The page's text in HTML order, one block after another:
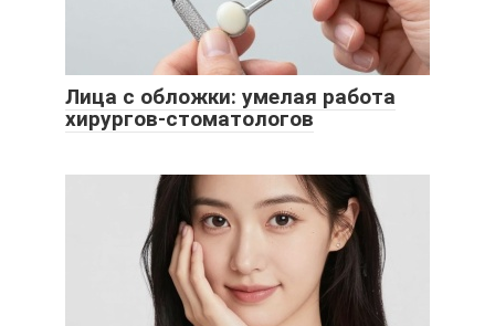
Лица с обложки: умелая работа
хирургов-стоматологов